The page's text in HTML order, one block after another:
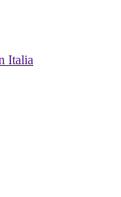
Italia